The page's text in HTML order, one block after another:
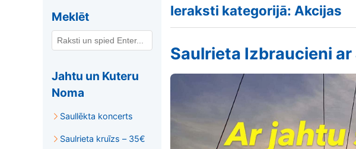
Meklēt
Jahtu un Kuteru
Noma
Saullēkta koncerts
Saulrieta kruīzs – 35€
Ieraksti kategorijā: Akcijas
Saulrieta Izbraucieni